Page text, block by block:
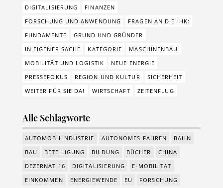
DIGITALISIERUNG
FINANZEN
FORSCHUNG UND ANWENDUNG
FRAGEN AN DIE IHK:
FUNDAMENTE
GRUND UND GRÜNDER
IN EIGENER SACHE
KATEGORIE
MASCHINENBAU
MOBILITÄT UND LOGISTIK
NEUE ENERGIE
PRESSEFOKUS
REGION UND KULTUR
SICHERHEIT
WEITER FÜR SIE DA!
WIRTSCHAFT ZEITENFLUG
Alle Schlagworte
AUTOMOBILINDUSTRIE AUTONOMES FAHREN
BAHN
BAU
BETEILIGUNG BILDUNG BÜCHER
CHINA
DEZERNAT 16
DIGITALISIERUNG
E-MOBILITÄT
EINKOMMEN
ENERGIEWENDE EU
FORSCHUNG